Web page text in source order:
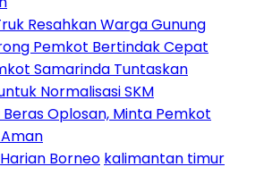
Resahkan Warga Gunung
Pemkot Bertindak Cepat
Samarinda Tuntaskan
Normalisasi SKM
Oplosan, Minta Pemkot
Harian Borneo kalimantan timur